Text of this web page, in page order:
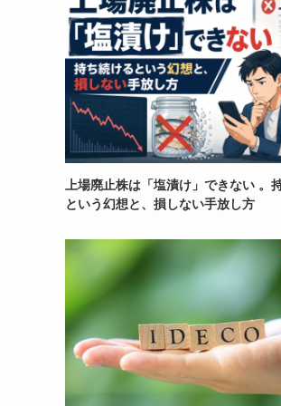
上場廃止株は「塩漬け」できない 。
という幻想と、損しない手放し方